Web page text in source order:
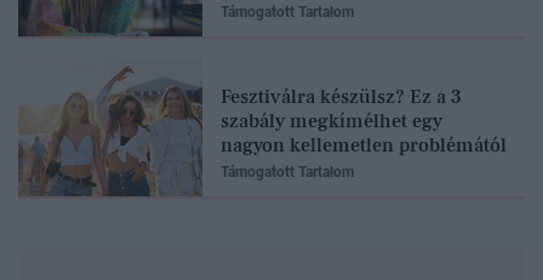
Támogatott Tartalom
Fesztiválra készülsz? Ez a 3
szabály megkímélhet egy
nagyon kellemetlen problémától
Támogatott Tartalom